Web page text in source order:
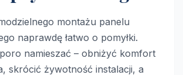
montażu panelu
naprawdę łatwo o pomyłki.
namieszać – obniżyć komfort
skrócić żywotność instalacji, a